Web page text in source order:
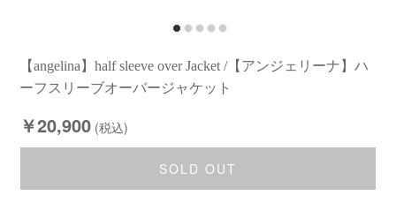
【angelina】half sleeve over Jacket /【アンジェリーナ】ハ
ーフスリーブオーバージャケット
￥20,900 (税込)
SOLD OUT